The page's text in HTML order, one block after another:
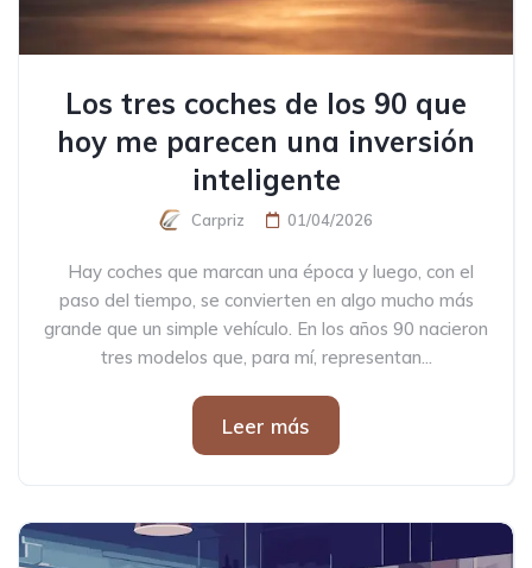
Los tres coches de los 90 que
hoy me parecen una inversión
inteligente
Carpriz 01/04/2026
Hay coches que marcan una época y luego, con el
paso del tiempo, se convierten en algo mucho más
grande que un simple vehículo. En los años 90 nacieron
tres modelos que, para mí, representan...
Leer más